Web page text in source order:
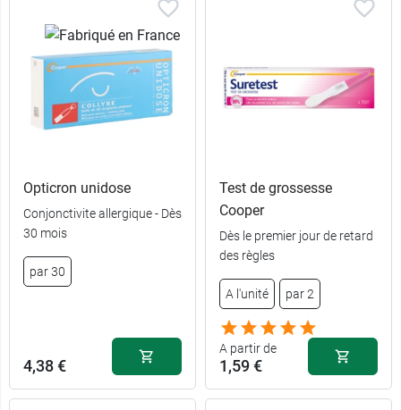
Opticron unidose
Conjonctivite allergique - Dès
30 mois
par 30
4,38 €
Test de grossesse
Cooper
Dès le premier jour de retard
des règles
A l'unité par 2
A partir de
1,59 €